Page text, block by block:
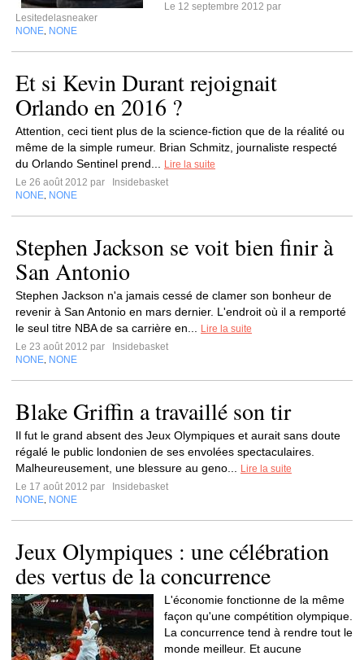
Le 12 septembre 2012 par
Lesitedelasneaker
NONE NONE
Et si Kevin Durant rejoignait
Orlando en 2016 ?
Attention, ceci tient plus de la science-fiction que de la réalité ou
même de la simple rumeur. Brian Schmitz, journaliste respecté
du Orlando Sentinel prend...
Lire la suite
Le 26 août 2012 par
Insidebasket
NONE NONE
Stephen Jackson se voit bien finir à
San Antonio
Stephen Jackson n'a jamais cessé de clamer son bonheur de
revenir à San Antonio en mars dernier. L'endroit où il a remporté
le seul titre NBA de sa carrière en...
Lire la suite
Le 23 août 2012 par
Insidebasket
NONE NONE
Blake Griffin a travaillé son tir
Il fut le grand absent des Jeux Olympiques et aurait sans doute
régalé le public londonien de ses envolées spectaculaires.
Malheureusement, une blessure au geno...
Lire la suite
Le 17 août 2012 par
Insidebasket
NONE NONE
Jeux Olympiques : une célébration
des vertus de la concurrence
L'économie fonctionne de la même
façon qu'une compétition olympique.
La concurrence tend à rendre tout le
monde meilleur. Et aucune